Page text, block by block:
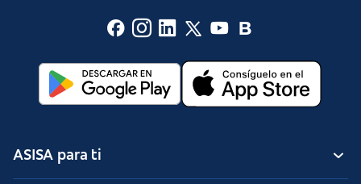
ASISA para ti